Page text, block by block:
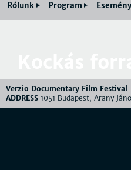
Rólunk Program
Verzio Documentary Film Festival
ADDRESS 1051 Budapest, Arany